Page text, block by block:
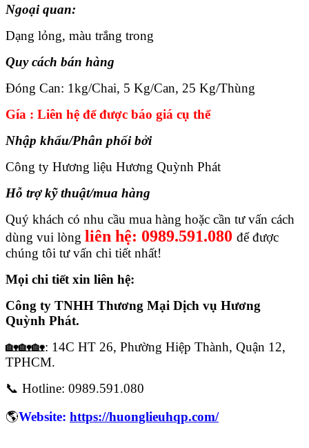
Ngoại quan:
Dạng lỏng, màu trắng trong
Quy cách bán hàng
Đóng Can: 1kg/Chai, 5 Kg/Can, 25 Kg/Thùng
Gía : Liên hệ để được báo giá cụ thể
Nhập khẩu/Phân phối bởi
Công ty Hương liệu Hương Quỳnh Phát
Hỗ trợ kỹ thuật/mua hàng
Quý khách có nhu cầu mua hàng hoặc cần tư vấn cách
dùng vui lòng liên hệ: 0989.591.080 để được
chúng tôi tư vấn chi tiết nhất!
Mọi chi tiết xin liên hệ:
Công ty TNHH Thương Mại Dịch vụ Hương
Quỳnh Phát.
🏡🏡🏡: 14C HT 26, Phường Hiệp Thành, Quận 12,
TPHCM.
📞 Hotline: 0989.591.080
🌎Website: https://huonglieuhqp.com/